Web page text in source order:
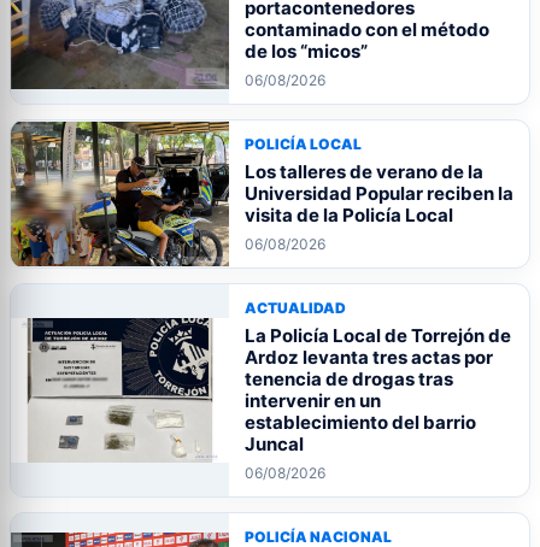
portacontenedores
contaminado con el método
de los “micos”
06/08/2026
POLICÍA LOCAL
Los talleres de verano de la
Universidad Popular reciben la
visita de la Policía Local
06/08/2026
ACTUALIDAD
La Policía Local de Torrejón de
Ardoz levanta tres actas por
tenencia de drogas tras
intervenir en un
establecimiento del barrio
Juncal
06/08/2026
POLICÍA NACIONAL